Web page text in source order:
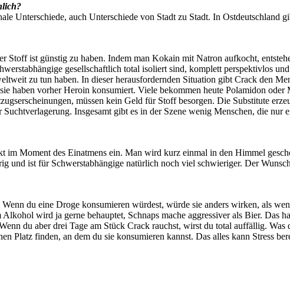
Unterschiede, auch Unterschiede von Stadt zu Stadt. In Ostdeutschland
ist günstig zu haben. Indem man Kokain mit Natron aufkocht,
gesellschaftlich total isoliert sind, komplett perspektivlos
zu tun haben. In dieser herausfordernden Situation gibt Crack den
haben vorher Heroin konsumiert. Viele bekommen heute Polamidon oder
müssen kein Geld für Stoff besorgen. Die Substitute
Insgesamt gibt es in der Szene wenig Menschen, die nur
Moment des Einatmens ein. Man wird kurz einmal in den Himmel
und ist für Schwerstabhängige natürlich noch viel schwieriger. Der
du eine Droge konsumieren würdest, würde sie anders wirken, als
wird ja gerne behauptet, Schnaps mache aggressiver als Bier. Das
du aber drei Tage am Stück Crack rauchst, wirst du total auffällig. Was
Platz finden, an dem du sie konsumieren kannst. Das alles kann Stress